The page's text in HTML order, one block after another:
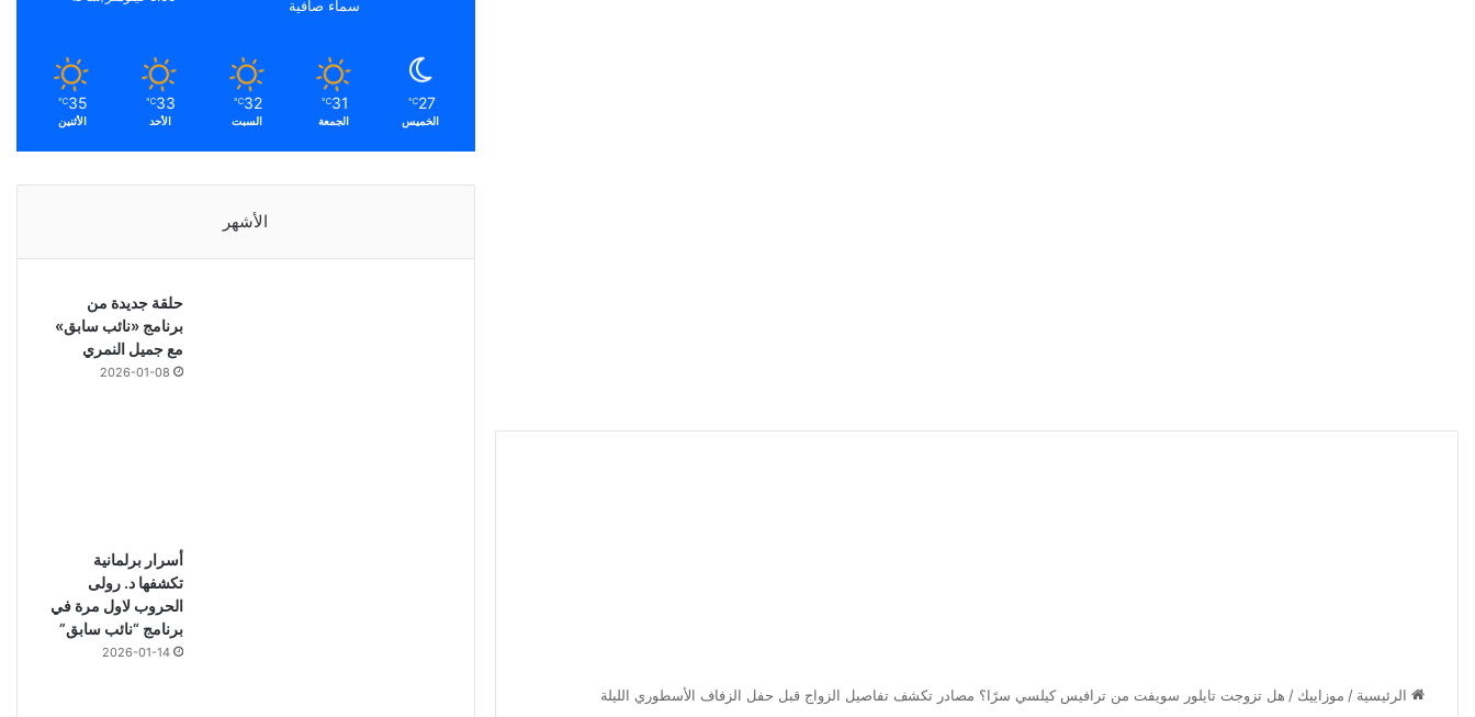
الرئيسية / موزاييك / هل تزوجت تايلور سويفت من ترافيس كيلسي سرًا؟ مصادر تكشف تفاصيل الزواج قبل حفل الزفاف الأسطوري الليلة
سماء صافية
27
℃
الخميس
31
℃
الجمعة
32
℃
السبت
33
℃
الأحد
35
℃
الأثنين
الأشهر
حلقة جديدة من
برنامج «نائب سابق»
مع جميل النمري
2026-01-08
أسرار برلمانية
تكشفها د. رولى
الحروب لاول مرة في
برنامج “نائب سابق”
2026-01-14